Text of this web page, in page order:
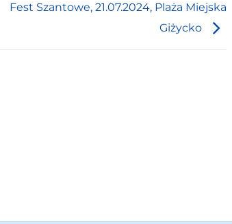
Fest Szantowe, 21.07.2024, Plaża Miejska
Giżycko